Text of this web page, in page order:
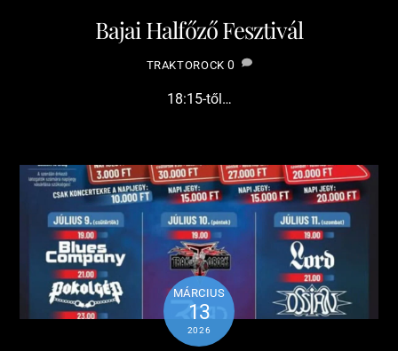
Bajai Halfőző Fesztivál
TRAKTOROCK 0
18:15-től…
MÁRCIUS
13
2026